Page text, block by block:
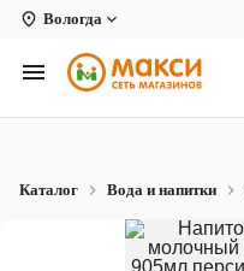
Вологда
Вологда
Архангельск
Кирово-Чепецк
Каталог Вода и напитки